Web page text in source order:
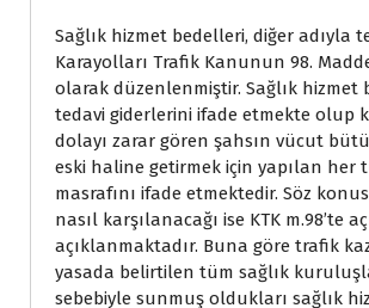
Sağlık hizmet bedelleri, diğer adıyla
Karayolları Trafik Kanunun 98.
olarak düzenlenmiştir. Sağlık hizmet
tedavi giderlerini ifade etmekte olup
dolayı zarar gören şahsın vücut
eski haline getirmek için yapılan her
masrafını ifade etmektedir. Söz
nasıl karşılanacağı ise KTK m.98’te
açıklanmaktadır. Buna göre trafik
yasada belirtilen tüm sağlık
sebebiyle sunmuş oldukları sağlık